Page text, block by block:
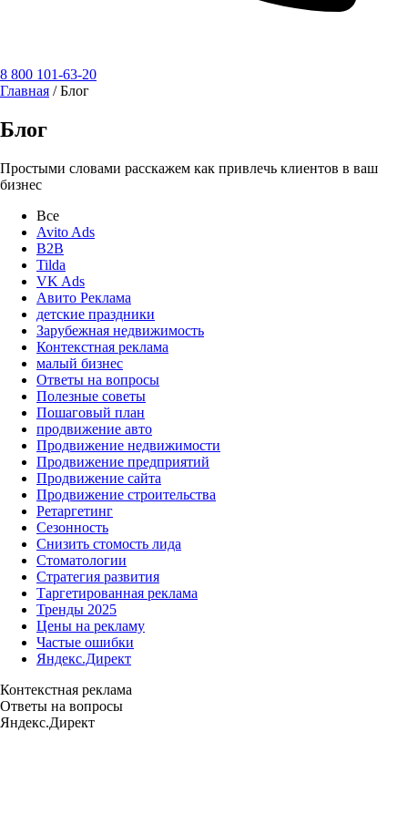
8 800 101-63-20
Главная /Блог
Блог
Простыми словами расскажем как привлечь клиентов в ваш
бизнес
Все
Avito Ads
B2B
Tilda
VK Ads
Авито Реклама
детские праздники
Зарубежная недвижимость
Контекстная реклама
малый бизнес
Ответы на вопросы
Полезные советы
Пошаговый план
продвижение авто
Продвижение недвижимости
Продвижение предприятий
Продвижение сайта
Продвижение строительства
Ретаргетинг
Сезонность
Снизить стомость лида
Стоматологии
Стратегия развития
Таргетированная реклама
Тренды 2025
Цены на рекламу
Частые ошибки
Яндекс.Директ
Контекстная реклама
Ответы на вопросы
Яндекс.Директ